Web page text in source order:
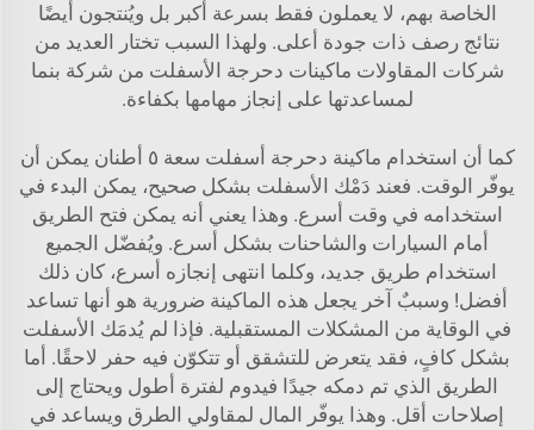
الخاصة بهم، لا يعملون فقط بسرعة أكبر بل ويُنتجون أيضًا
نتائج رصف ذات جودة أعلى. ولهذا السبب تختار العديد من
شركات المقاولات ماكينات دحرجة الأسفلت من شركة بنما
لمساعدتها على إنجاز مهامها بكفاءة.
كما أن استخدام ماكينة دحرجة أسفلت سعة ٥ أطنان يمكن أن
يوفّر الوقت. فعند دَمْك الأسفلت بشكل صحيح، يمكن البدء في
استخدامه في وقت أسرع. وهذا يعني أنه يمكن فتح الطريق
أمام السيارات والشاحنات بشكل أسرع. ويُفضّل الجميع
استخدام طريق جديد، وكلما انتهى إنجازه أسرع، كان ذلك
أفضل! وسببٌ آخر يجعل هذه الماكينة ضرورية هو أنها تساعد
في الوقاية من المشكلات المستقبلية. فإذا لم يُدمَك الأسفلت
بشكل كافٍ، فقد يتعرض للتشقق أو تتكوّن فيه حفر لاحقًا. أما
الطريق الذي تم دمكه جيدًا فيدوم لفترة أطول ويحتاج إلى
إصلاحات أقل. وهذا يوفّر المال لمقاولي الطرق ويساعد في